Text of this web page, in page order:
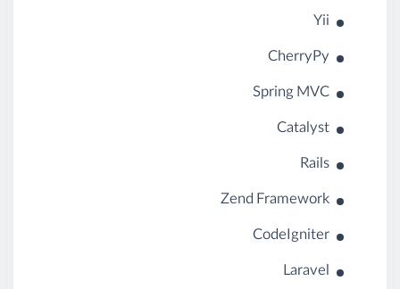
Yii
CherryPy
Spring MVC
Catalyst
Rails
Zend Framework
CodeIgniter
Laravel